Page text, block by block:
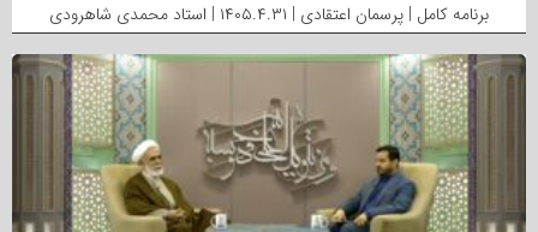
برنامه کامل | پرسمان اعتقادی | ۱۴۰۵.۴.۳۱ | استاد محمدی شاهرودی